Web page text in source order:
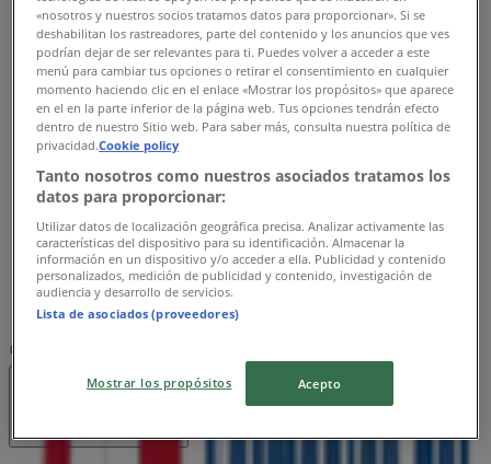
00:00 - 23:59
Lunes
00:00 - 23:59
Martes
00:00 - 23:59
Miércoles
00:00 - 23:59
Jueves
00:00 - 23:59
Viernes
00:00 - 23:59
Sábado
00:00 - 23:59
«nosotros y nuestros socios tratamos datos para proporcionar». Si se
deshabilitan los rastreadores, parte del contenido y los anuncios que ves
podrían dejar de ser relevantes para ti. Puedes volver a acceder a este
menú para cambiar tus opciones o retirar el consentimiento en cualquier
momento haciendo clic en el enlace «Mostrar los propósitos» que aparece
en el en la parte inferior de la página web. Tus opciones tendrán efecto
dentro de nuestro Sitio web. Para saber más, consulta nuestra política de
privacidad.Cookie policy
Tanto nosotros como nuestros asociados tratamos los
datos para proporcionar:
Utilizar datos de localización geográfica precisa. Analizar activamente las
características del dispositivo para su identificación. Almacenar la
información en un dispositivo y/o acceder a ella. Publicidad y contenido
personalizados, medición de publicidad y contenido, investigación de
audiencia y desarrollo de servicios.
Lista de asociados (proveedores)
Mostrar los propósitos Acepto